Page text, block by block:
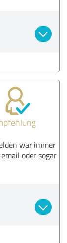
war immer
oder sogar